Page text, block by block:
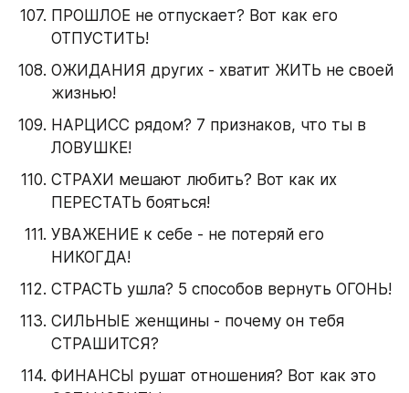
ПРОШЛОЕ не отпускает? Вот как его
ОТПУСТИТЬ!
ОЖИДАНИЯ других - хватит ЖИТЬ не своей
жизнью!
НАРЦИСС рядом? 7 признаков, что ты в
ЛОВУШКЕ!
СТРАХИ мешают любить? Вот как их
ПЕРЕСТАТЬ бояться!
УВАЖЕНИЕ к себе - не потеряй его
НИКОГДА!
СТРАСТЬ ушла? 5 способов вернуть ОГОНЬ!
СИЛЬНЫЕ женщины - почему он тебя
СТРАШИТСЯ?
ФИНАНСЫ рушат отношения? Вот как это